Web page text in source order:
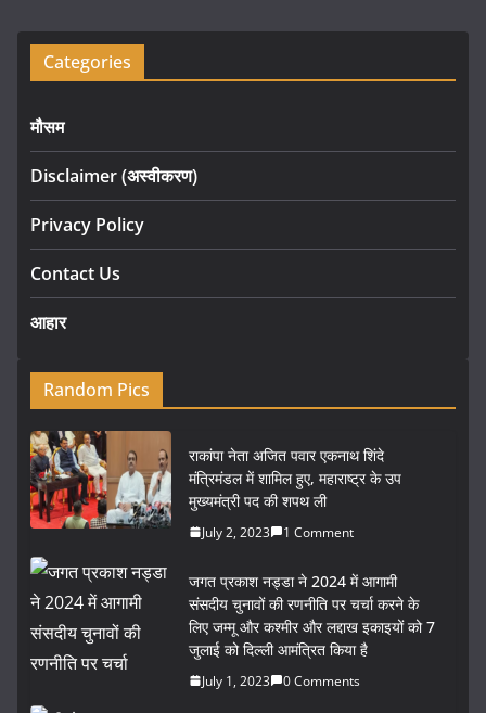
Categories
मौसम
Disclaimer (अस्वीकरण)
Privacy Policy
Contact Us
आहार
Random Pics
राकांपा नेता अजित पवार एकनाथ शिंदे
मंत्रिमंडल में शामिल हुए, महाराष्ट्र के उप
मुख्यमंत्री पद की शपथ ली
July 2, 2023 1 Comment
जगत प्रकाश नड्डा ने 2024 में आगामी
संसदीय चुनावों की रणनीति पर चर्चा करने के
लिए जम्मू और कश्मीर और लद्दाख इकाइयों को 7
जुलाई को दिल्ली आमंत्रित किया है
July 1, 2023 0 Comments